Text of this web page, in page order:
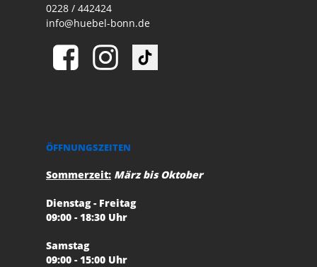
0228 / 442424
info@huebel-bonn.de
ÖFFNUNGSZEITEN
Sommerzeit: März bis Oktober
Dienstag - Freitag
09:00 - 18:30 Uhr
Samstag
09:00 - 15:00 Uhr